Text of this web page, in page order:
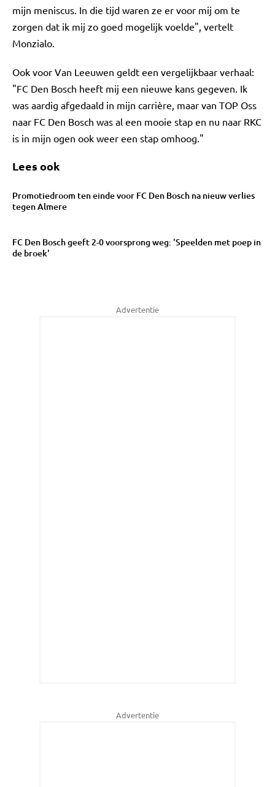
mijn meniscus. In die tijd waren ze er voor mij om te
zorgen dat ik mij zo goed mogelijk voelde", vertelt
Monzialo.
Ook voor Van Leeuwen geldt een vergelijkbaar verhaal:
"FC Den Bosch heeft mij een nieuwe kans gegeven. Ik
was aardig afgedaald in mijn carrière, maar van TOP Oss
naar FC Den Bosch was al een mooie stap en nu naar RKC
is in mijn ogen ook weer een stap omhoog."
Lees ook
Promotiedroom ten einde voor FC Den Bosch na nieuw verlies
tegen Almere
FC Den Bosch geeft 2-0 voorsprong weg: 'Speelden met poep in
de broek'
Advertentie
Advertentie